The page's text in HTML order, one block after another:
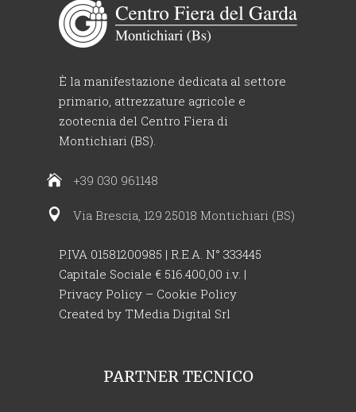
È la manifestazione dedicata al settore
primario, attrezzature agricole e
zootecnia del Centro Fiera di
Montichiari (BS).
+39 030 961148
Via Brescia, 129 25018 Montichiari (BS)
P.IVA 01581200985 | R.E.A. N° 333445
Capitale Sociale € 516.400,00 i.v. |
Privacy Policy – Cookie Policy
Created by TMedia Digital Srl
PARTNER TECNICO